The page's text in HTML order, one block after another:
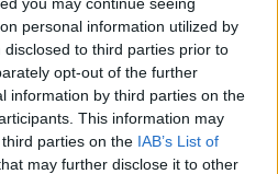
personal information utilized by
to third parties prior to
opt-out of the further
information by third parties on the
This information may
parties on the IAB’s List of
may further disclose it to other
hogy miből. Addig
egyáltalán nem biztos,
ha egyszer elindul egy ilyen
kell keresni, fel kell
írók, fiatal színészek, idősebb
új magyar sorozat, ki
kapitányát, nem úgy,